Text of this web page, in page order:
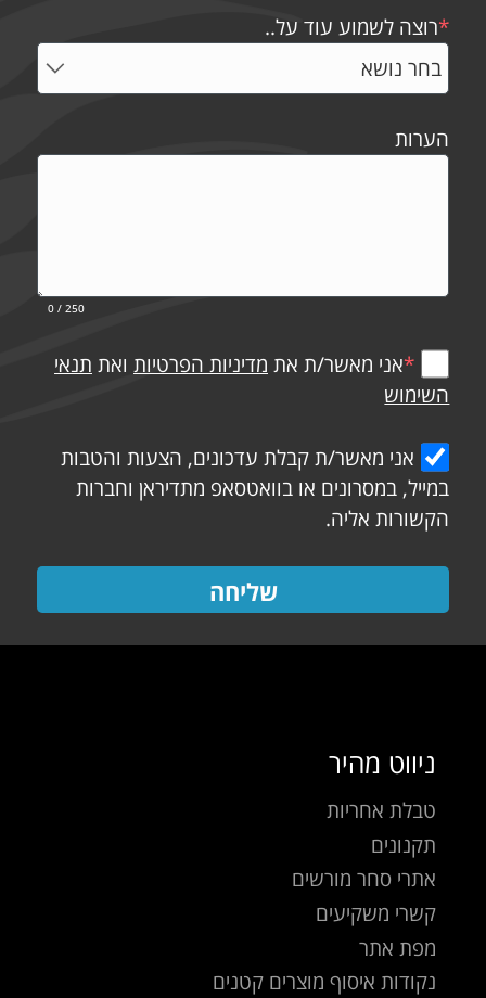
*רוצה לשמוע עוד על..
הערות
0 / 250
*אני מאשר/ת את מדיניות הפרטיות ואת תנאי
השימוש
אני מאשר/ת קבלת עדכונים, הצעות והטבות
במייל, במסרונים או בוואטסאפ מתדיראן וחברות
הקשורות אליה.
שליחה
ניווט מהיר
טבלת אחריות
תקנונים
אתרי סחר מורשים
קשרי משקיעים
מפת אתר
נקודות איסוף מוצרים קטנים